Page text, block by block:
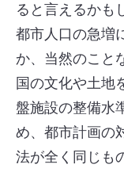
ると言えるかも
都市人口の急増
か、当然のこと
国の文化や土地
盤施設の整備水
め、都市計画の
法が全く同じも